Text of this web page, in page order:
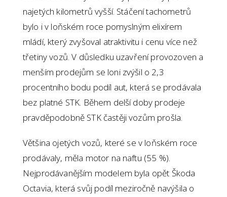
najetých kilometrů vyšší. Stáčení tachometrů
bylo i v loňském roce pomyslným elixírem
mládí, který zvyšoval atraktivitu i cenu více než
třetiny vozů. V důsledku uzavření provozoven a
menším prodejům se loni zvýšil o 2,3
procentního bodu podíl aut, která se prodávala
bez platné STK. Během delší doby prodeje
pravděpodobně STK častěji vozům prošla.
Většina ojetých vozů, které se v loňském roce
prodávaly, měla motor na naftu (55 %).
Nejprodávanějším modelem byla opět Škoda
Octavia, která svůj podíl meziročně navýšila o